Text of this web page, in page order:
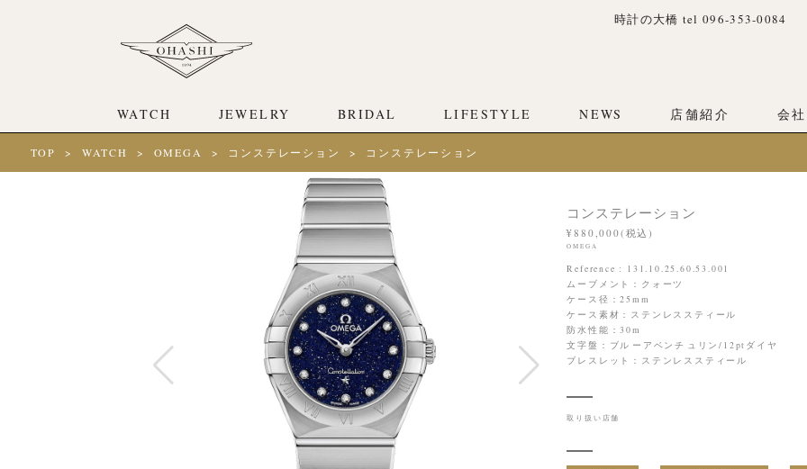
時計の大橋 tel 096-353-0084
WATCH JEWELRY BRIDAL LIFESTYLE NEWS 店舗紹介 会
TOP WATCH OMEGA コンステレーション コンステレーション
コンステレーション
¥880,000(税込)
OMEGA
Reference : 131.10.25.60.53.001
ムーブメント：クォーツ
ケース径：25mm
ケース素材：ステンレススティール
防水性能：30m
文字盤：ブル⁠ーアベンチ⁠ュリン/12ptダイヤ
ブレスレット：ステンレススティール
取り扱い店舗